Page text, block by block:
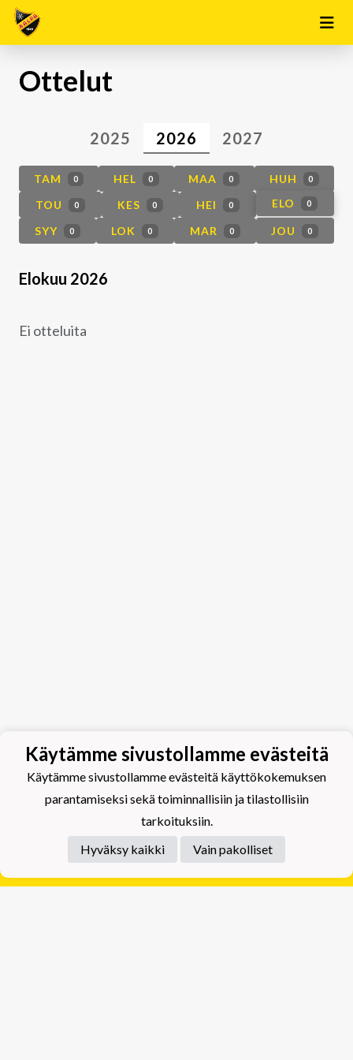
Ottelut
2025 2026 2027
TAM 0 HEL 0 MAA 0 HUH 0
TOU 0 KES 0 HEI 0 ELO 0
SYY 0 LOK 0 MAR 0 JOU 0
Elokuu 2026
Ei otteluita
Tietosuojaseloste
Käytämme sivustollamme evästeitä
Käytämme sivustollamme evästeitä käyttökokemuksen
parantamiseksi sekä toiminnallisiin ja tilastollisiin
tarkoituksiin.
Hyväksy kaikki
Vain pakolliset